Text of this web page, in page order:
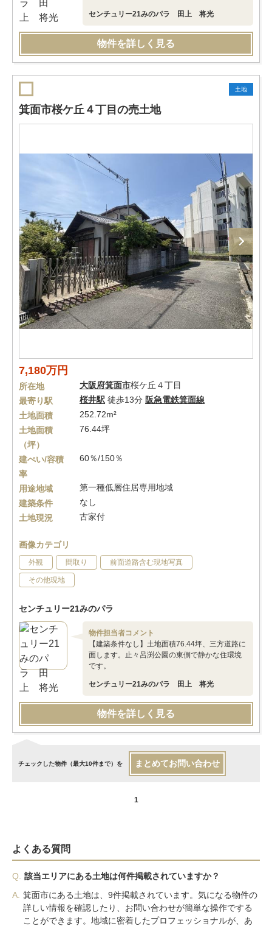
センチュリー21みのパラ 田上 将光
物件を詳しく見る
土地
箕面市桜ケ丘４丁目の売土地
7,180万円
所在地 大阪府箕面市桜ケ丘４丁目
最寄り駅
桜井駅 徒歩13分 阪急電鉄箕面線
土地面積
252.72m²
土地面積
（坪）
76.44坪
建ぺい/容積
率
60％/150％
用途地域
第一種低層住居専用地域
建築条件
なし
土地現況
古家付
画像カテゴリ
外観 間取り 前面道路含む現地写真
その他現地
センチュリー21みのパラ
物件担当者コメント
【建築条件なし】土地面積76.44坪、三方道路に
面します。止々呂渕公園の東側で静かな住環境
です。
センチュリー21みのパラ 田上 将光
物件を詳しく見る
チェックした物件（最大10件まで）を まとめてお問い合わせ
1
よくある質問
Q.
該当エリアにある土地は何件掲載されていますか？
A. 箕面市にある土地は、9件掲載されています。気になる物件の
詳しい情報を確認したり、お問い合わせが簡単な操作でする
ことができます。地域に密着したプロフェッショナルが、あ